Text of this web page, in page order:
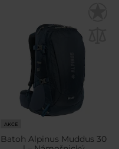
AKCE
Batoh Alpinus Muddus 30